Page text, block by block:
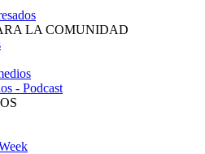
LA COMUNIDAD
- Podcast